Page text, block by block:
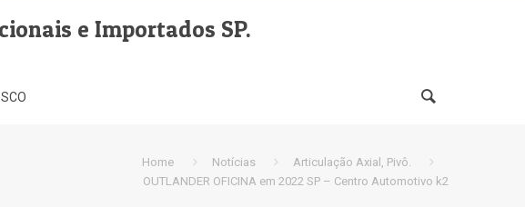
e Importados SP.
Home Notícias
Articulação Axial, Pivô.
OUTLANDER OFICINA em 2022 SP – Centro Automotivo k2